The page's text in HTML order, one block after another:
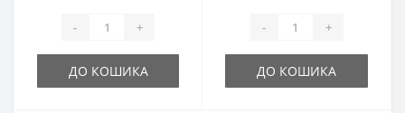
- +
ДО КОШИКА
- +
ДО КОШИКА